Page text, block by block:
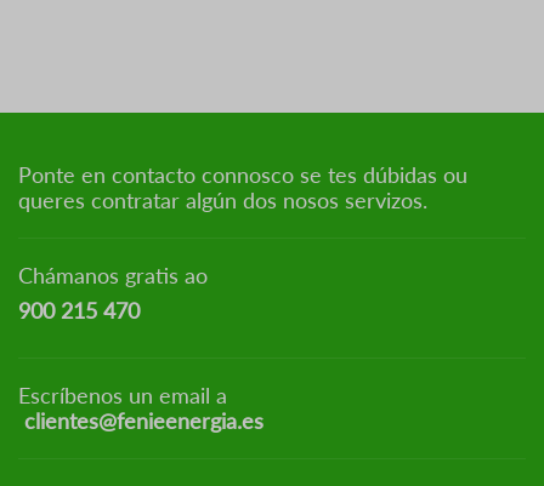
Ponte en contacto connosco se tes dúbidas ou
queres contratar algún dos nosos servizos.
Chámanos gratis ao
900 215 470
Escríbenos un email a
clientes@fenieenergia.es